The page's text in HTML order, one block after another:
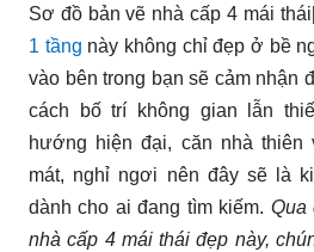
Sơ đồ bản vẽ nhà cấp 4 mái
1 tầng này không chỉ đẹp ở bề
vào bên trong bạn sẽ cảm nhận
cách bố trí không gian lẫn
hướng hiện đại, căn nhà thiên
mát, nghỉ ngơi nên đây sẽ là
dành cho ai đang tìm kiếm. Qua
nhà cấp 4 mái thái đẹp này,